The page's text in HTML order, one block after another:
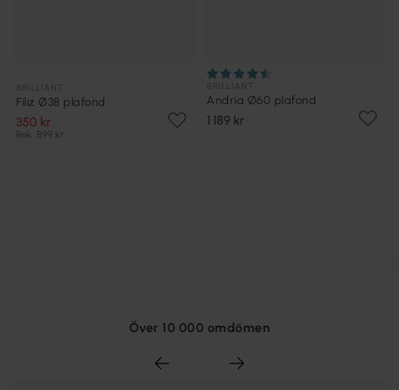
Filiz Ø38 plafond
350 kr
Rek. 899 kr
Andria Ø60 plafond
1 189 kr
Över 10 000 omdömen